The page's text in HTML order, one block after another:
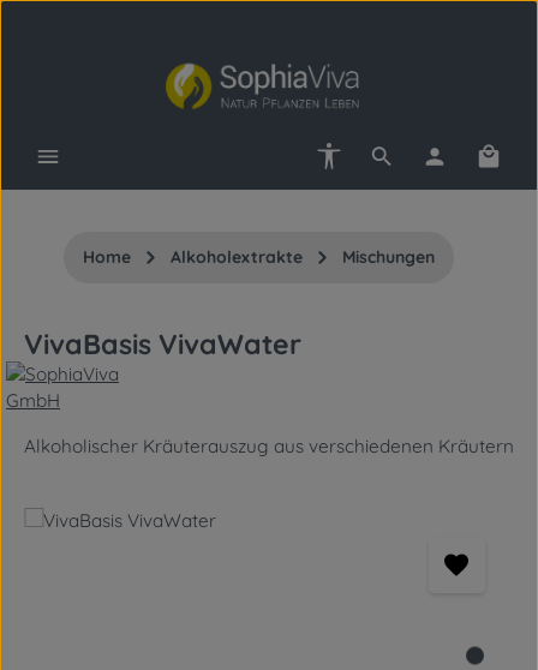
Zum Hauptinhalt springen
Werkzeugleiste anzeigen
Home Alkoholextrakte Mischungen
VivaBasis VivaWater
Alkoholischer Kräuterauszug aus verschiedenen Kräutern
Bildergalerie überspringen